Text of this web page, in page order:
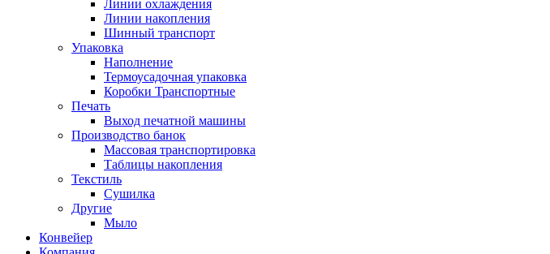
Линии охлаждения
Линии накопления
Шинный транспорт
Упаковка
Наполнение
Термоусадочная упаковка
Коробки Транспортные
Печать
Выход печатной машины
Производство банок
Массовая транспортировка
Таблицы накопления
Текстиль
Сушилка
Другие
Мыло
Конвейер